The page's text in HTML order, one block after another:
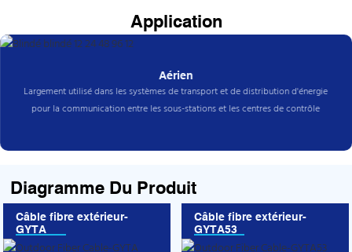
Application
Aérien
Largement utilisé dans les systèmes de transport et de distribution d'énergie
pour la communication entre les sous-stations et les centres de contrôle
Diagramme Du Produit
Câble fibre extérieur-
GYTA
Câble fibre extérieur-
GYTA53